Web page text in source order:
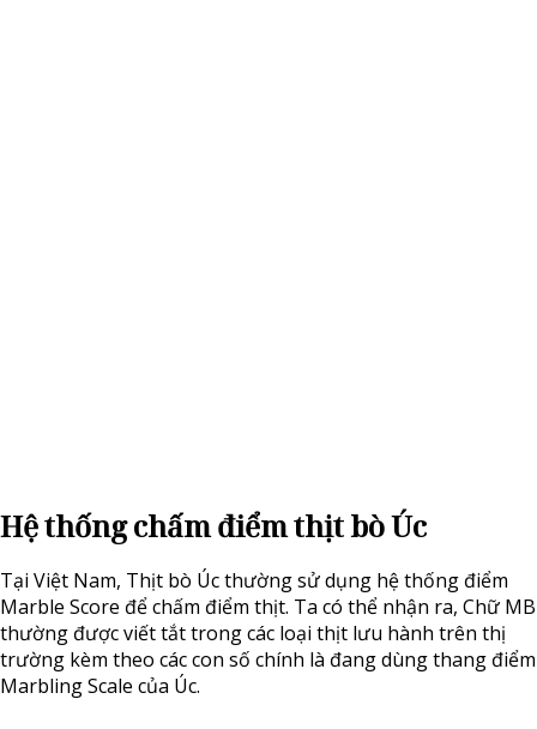
Hệ thống chấm điểm thịt bò Úc
Tại Việt Nam, Thịt bò Úc thường sử dụng hệ thống điểm
Marble Score để chấm điểm thịt. Ta có thể nhận ra, Chữ MB
thường được viết tắt trong các loại thịt lưu hành trên thị
trường kèm theo các con số chính là đang dùng thang điểm
Marbling Scale của Úc.